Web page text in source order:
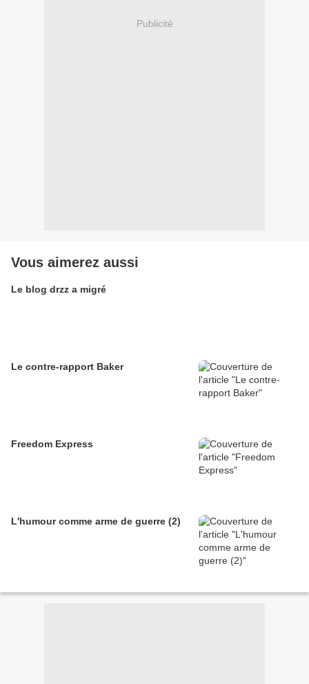
Publicité
Vous aimerez aussi
Le blog drzz a migré
Le contre-rapport Baker
Freedom Express
L'humour comme arme de guerre (2)